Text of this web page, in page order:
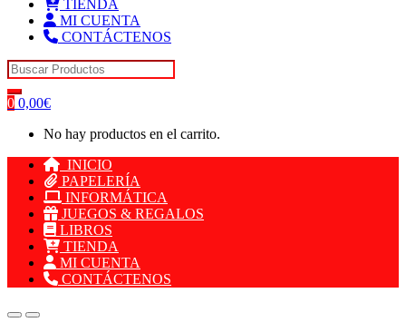
TIENDA
MI CUENTA
CONTÁCTENOS
Search for:
0 0,00€
No hay productos en el carrito.
INICIO
PAPELERÍA
INFORMÁTICA
JUEGOS & REGALOS
LIBROS
TIENDA
MI CUENTA
CONTÁCTENOS